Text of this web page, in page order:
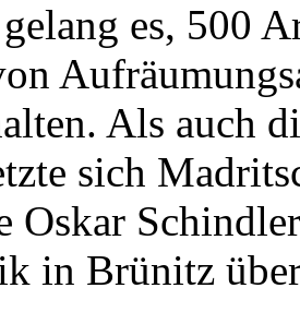
es, 500
Als auch
sich
Oskar
in Brünitz